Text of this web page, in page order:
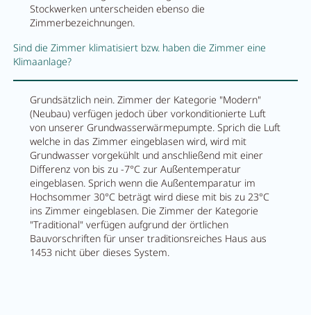
Stockwerken unterscheiden ebenso die
Zimmerbezeichnungen.
Sind die Zimmer klimatisiert bzw. haben die Zimmer eine
Klimaanlage?
Grundsätzlich nein. Zimmer der Kategorie "Modern"
(Neubau) verfügen jedoch über vorkonditionierte Luft
von unserer Grundwasserwärmepumpte. Sprich die Luft
welche in das Zimmer eingeblasen wird, wird mit
Grundwasser vorgekühlt und anschließend mit einer
Differenz von bis zu -7°C zur Außentemperatur
eingeblasen. Sprich wenn die Außentemparatur im
Hochsommer 30°C beträgt wird diese mit bis zu 23°C
ins Zimmer eingeblasen. Die Zimmer der Kategorie
"Traditional" verfügen aufgrund der örtlichen
Bauvorschriften für unser traditionsreiches Haus aus
1453 nicht über dieses System.